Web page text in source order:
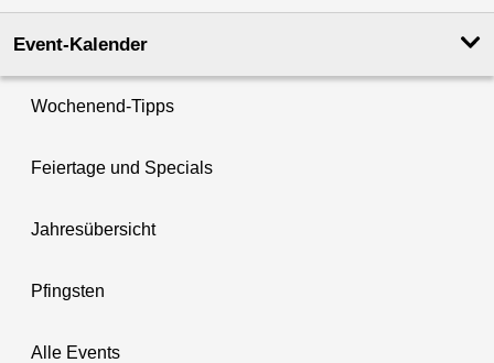
Event-Kalender
Wochenend-Tipps
Feiertage und Specials
Jahresübersicht
Pfingsten
Alle Events